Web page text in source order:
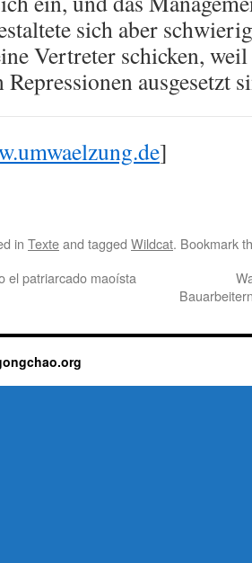
sich aber
Vertreter schicken,
Repressionen ausgesetzt
]
in Texteand tagged Wildcat. Bookmark
el patriarcado maoísta